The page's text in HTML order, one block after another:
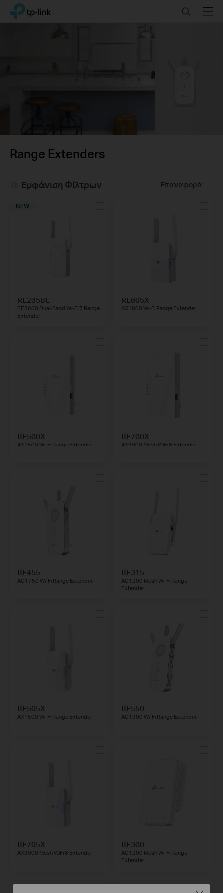
ClickTP-Link, Reliably Smart SearchMenu
Range Extenders
Επαναφορά
Εμφάνιση Φίλτρων
NEW
RE235BE
BE3600 Dual-Band Wi-Fi 7 Range
Extender
RE605X
AX1800 Wi-Fi Range Extender
RE500X
AX1500 Wi-Fi Range Extender
RE700X
AX3000 Mesh WiFi 6 Extender
RE455
AC1750 Wi-Fi Range Extender
RE315
AC1200 Mesh Wi-Fi Range
Extender
RE505X
AX1500 Wi-Fi Range Extender
RE550
AC1900 Wi-Fi Range Extender
RE705X
AX3000 Mesh WiFi 6 Extender
RE300
AC1200 Mesh Wi-Fi Range
Extender